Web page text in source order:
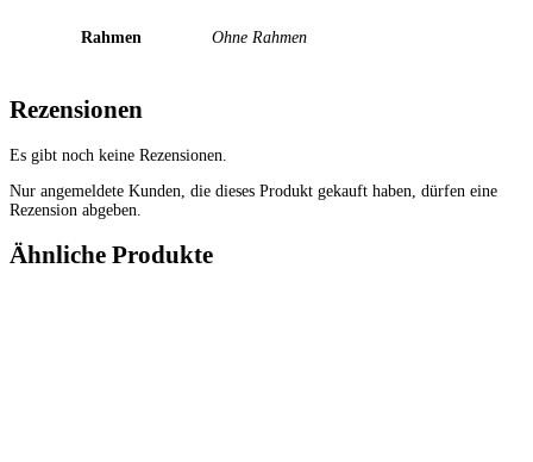
Rahmen Ohne Rahmen
Rezensionen
Es gibt noch keine Rezensionen.
Nur angemeldete Kunden, die dieses Produkt gekauft haben, dürfen eine
Rezension abgeben.
Ähnliche Produkte